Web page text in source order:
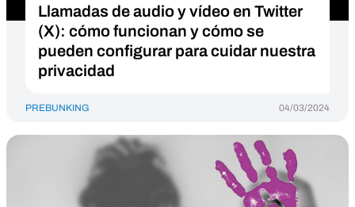
Llamadas de audio y vídeo en Twitter
(X): cómo funcionan y cómo se
pueden configurar para cuidar nuestra
privacidad
PREBUNKING 04/03/2024